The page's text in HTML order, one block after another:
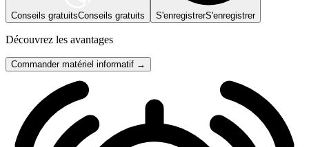
Conseils gratuitsConseils gratuits S'enregistrerS'enregistrer
Découvrez les avantages
Commander matériel informatif →